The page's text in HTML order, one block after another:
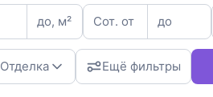
до, м² Сот. от до
Отделка Ещё фильтры